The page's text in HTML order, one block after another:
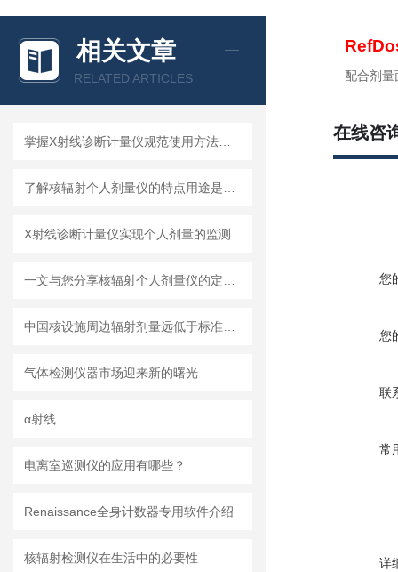
相关文章
RELATED ARTICLES
X射线诊断计量仪实现个人剂量的监测
气体检测仪器市场迎来新的曙光
α射线
电离室巡测仪的应用有哪些？
Renaissance全身计数器专用软件介绍
核辐射检测仪在生活中的必要性
配合剂量
在线咨
您
您
联
常
详